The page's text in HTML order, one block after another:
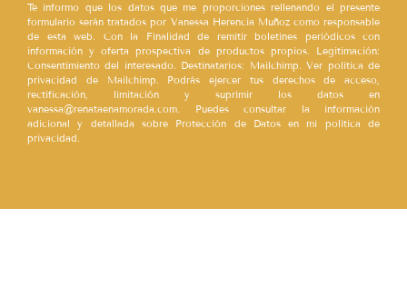
Te informo que los datos que me proporciones rellenando el presente
formulario serán tratados por Vanessa Herencia Muñoz como responsable
de esta web. Con la Finalidad de remitir boletines periódicos con
información y oferta prospectiva de productos propios. Legitimación:
Consentimiento del interesado. Destinatarios: Mailchimp. Ver política de
privacidad de Mailchimp. Podrás ejercer tus derechos de acceso,
rectificación, limitación y suprimir los datos en
vanessa@renataenamorada.com. Puedes consultar la información
adicional y detallada sobre Protección de Datos en mi política de
privacidad.